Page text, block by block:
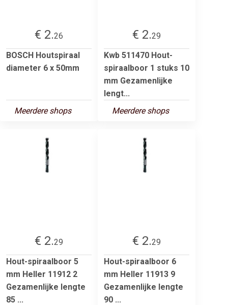
€ 2.26
BOSCH Houtspiraal
diameter 6 x 50mm
Meerdere shops
€ 2.29
Kwb 511470 Hout-
spiraalboor 1 stuks 10
mm Gezamenlijke
lengt...
Meerdere shops
€ 2.29
Hout-spiraalboor 5
mm Heller 11912 2
Gezamenlijke lengte
85 ...
€ 2.29
Hout-spiraalboor 6
mm Heller 11913 9
Gezamenlijke lengte
90 ...